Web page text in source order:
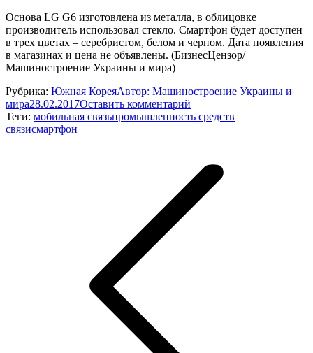
Основа LG G6 изготовлена из металла, в облицовке
производитель использовал стекло. Смартфон будет доступен
в трех цветах – серебристом, белом и черном. Дата появления
в магазинах и цена не объявлены. (БизнесЦензор/
Машиностроение Украины и мира)
Рубрика: Южная КореяАвтор: Машиностроение Украины и
мира28.02.2017Оставить комментарий
Теги: мобильная связьпромышленность средств
связисмартфон